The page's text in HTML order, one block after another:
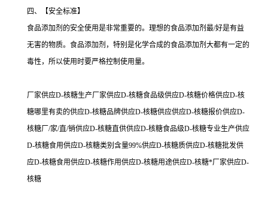
四、【安全标准】
食品添加剂的安全使用是非常重要的。理想的食品添加剂最/好是有益
无害的物质。食品添加剂，特别是化学合成的食品添加剂大都有一定的
毒性，所以使用时要严格控制使用量。
厂家供应D-核糖生产厂家供应D-核糖食品级供应D-核糖价格供应D-核
糖哪里有卖的供应D-核糖品牌供应D-核糖供应供应D-核糖报价供应D-
核糖厂/家/直/销供应D-核糖直供供应D-核糖食品级D-核糖专业生产供应
D-核糖食用供应D-核糖类别含量99%供应D-核糖质供应D-核糖批发供
应D-核糖食用供应D-核糖作用供应D-核糖用途供应D-核糖*厂家供应D-
核糖